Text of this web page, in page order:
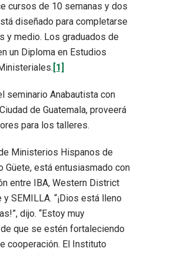
cursos de 10 semanas y dos
diseñado para completarse
y medio. Los graduados de
un Diploma en Estudios
[1]
seminario Anabautista con
de Guatemala, proveerá
para los talleres.
Ministerios Hispanos de
Güete, está entusiasmado con
entre IBA, Western District
y SEMILLA. “¡Dios está lleno
dijo. “Estoy muy
que se estén fortaleciendo
cooperación. El Instituto